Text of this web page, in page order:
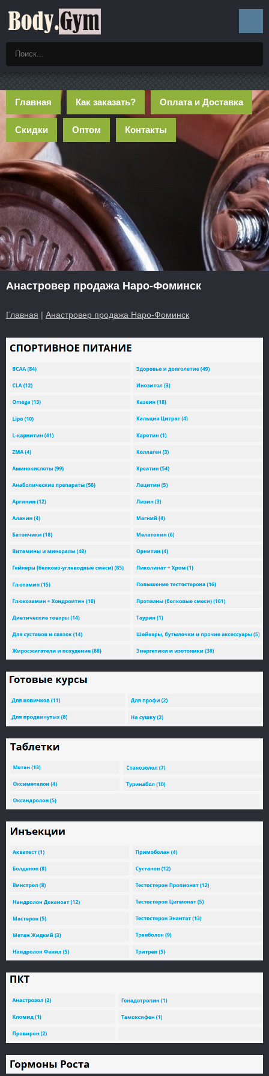
Главная Как заказать? Оплата и Доставка
Скидки Оптом Контакты
Анастровер продажа Наро-Фоминск
Главная | Анастровер продажа Наро-Фоминск